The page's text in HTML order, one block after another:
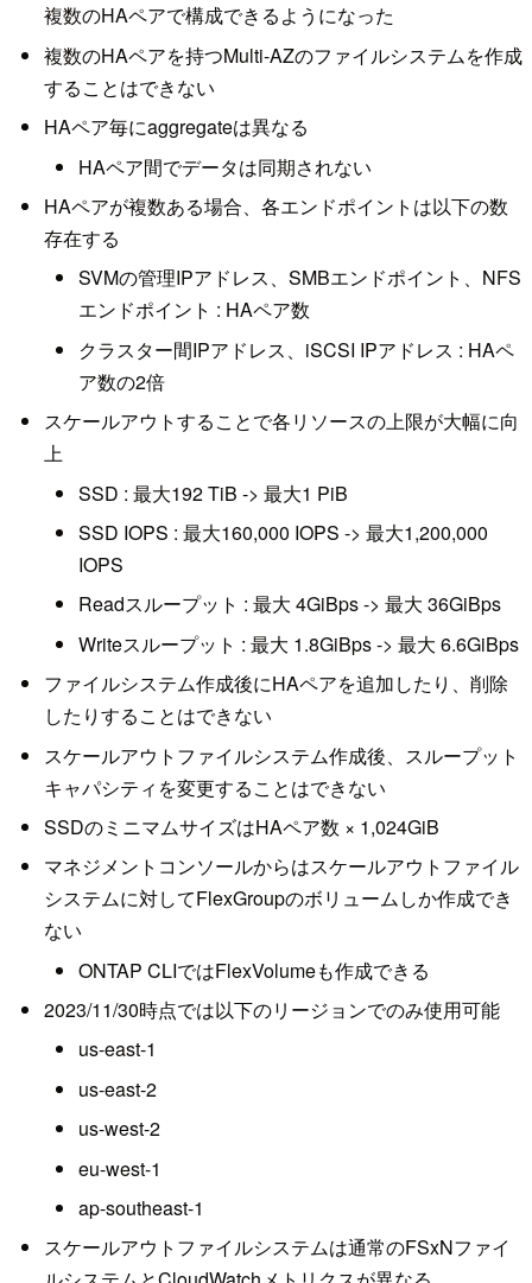
複数のHAペアで構成できるようになった
複数のHAペアを持つMulti-AZのファイルシステムを作成
することはできない
HAペア毎にaggregateは異なる
HAペア間でデータは同期されない
HAペアが複数ある場合、各エンドポイントは以下の数
存在する
SVMの管理IPアドレス、SMBエンドポイント、NFS
エンドポイント : HAペア数
クラスター間IPアドレス、iSCSI IPアドレス : HAペ
ア数の2倍
スケールアウトすることで各リソースの上限が大幅に向
上
SSD : 最大192 TiB -> 最大1 PiB
SSD IOPS : 最大160,000 IOPS -> 最大1,200,000
IOPS
Readスループット : 最大 4GiBps -> 最大 36GiBps
Writeスループット : 最大 1.8GiBps -> 最大 6.6GiBps
ファイルシステム作成後にHAペアを追加したり、削除
したりすることはできない
スケールアウトファイルシステム作成後、スループット
キャパシティを変更することはできない
SSDのミニマムサイズはHAペア数 × 1,024GiB
マネジメントコンソールからはスケールアウトファイル
システムに対してFlexGroupのボリュームしか作成でき
ない
ONTAP CLIではFlexVolumeも作成できる
2023/11/30時点では以下のリージョンでのみ使用可能
us-east-1
us-east-2
us-west-2
eu-west-1
ap-southeast-1
スケールアウトファイルシステムは通常のFSxNファイ